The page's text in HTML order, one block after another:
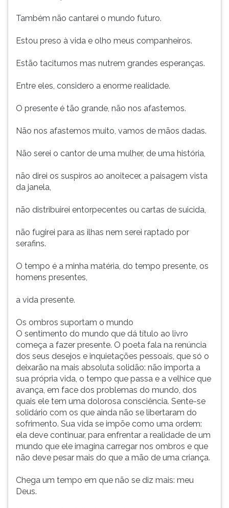
Também não cantarei o mundo futuro.
Estou preso à vida e olho meus companheiros.
Estão taciturnos mas nutrem grandes esperanças.
Entre eles, considero a enorme realidade.
O presente é tão grande, não nos afastemos.
Não nos afastemos muito, vamos de mãos dadas.
Não serei o cantor de uma mulher, de uma história,
não direi os suspiros ao anoitecer, a paisagem vista
da janela,
não distribuirei entorpecentes ou cartas de suicida,
não fugirei para as ilhas nem serei raptado por
serafins.
O tempo é a minha matéria, do tempo presente, os
homens presentes,
a vida presente.
Os ombros suportam o mundo
O sentimento do mundo que dá título ao livro
começa a fazer presente. O poeta fala na renúncia
dos seus desejos e inquietações pessoais, que só o
deixarão na mais absoluta solidão: não importa a
sua própria vida, o tempo que passa e a velhice que
avança, em face dos problemas do mundo, dos
quais ele tem uma dolorosa consciência. Sente-se
solidário com os que ainda não se libertaram do
sofrimento. Sua vida se impõe como uma ordem:
ela deve continuar, para enfrentar a realidade de um
mundo que ele imagina carregar nos ombros e que
não deve pesar mais do que a mão de uma criança.
Chega um tempo em que não se diz mais: meu
Deus.